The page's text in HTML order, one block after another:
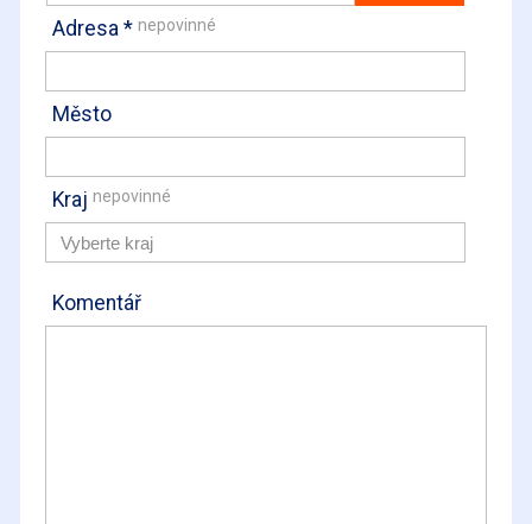
Adresa * nepovinné
Město
Kraj nepovinné
Komentář